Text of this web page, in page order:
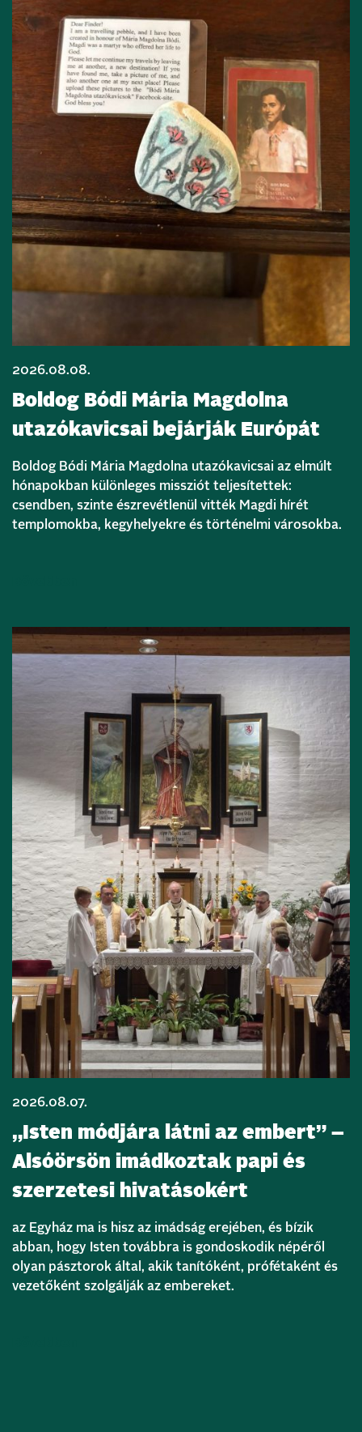
2026.08.08.
Boldog Bódi Mária Magdolna
utazókavicsai bejárják Európát
Boldog Bódi Mária Magdolna utazókavicsai az elmúlt
hónapokban különleges missziót teljesítettek:
csendben, szinte észrevétlenül vitték Magdi hírét
templomokba, kegyhelyekre és történelmi városokba.
2026.08.07.
„Isten módjára látni az embert” –
Alsóörsön imádkoztak papi és
szerzetesi hivatásokért
az Egyház ma is hisz az imádság erejében, és bízik
abban, hogy Isten továbbra is gondoskodik népéről
olyan pásztorok által, akik tanítóként, prófétaként és
vezetőként szolgálják az embereket.